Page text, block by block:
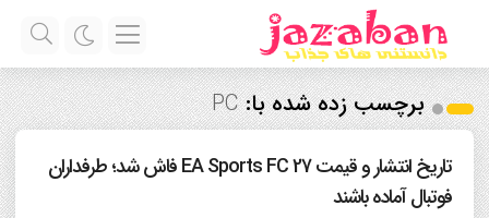
برچسب زده شده با:PC
تاریخ انتشار و قیمت EA Sports FC 27 فاش شد؛ طرفداران
فوتبال آماده باشند